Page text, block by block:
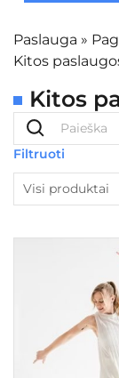
Paslauga »
Kitos
Kitos
Filtruoti
Visi produktai